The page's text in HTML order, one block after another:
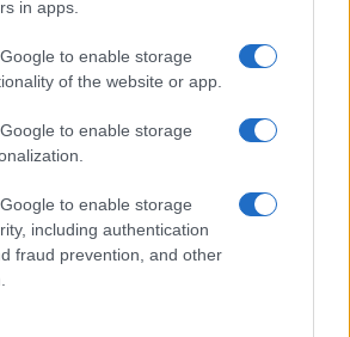
in apps.
to enable storage
of the website or app.
to enable storage
to enable storage
including authentication
fraud prevention, and other